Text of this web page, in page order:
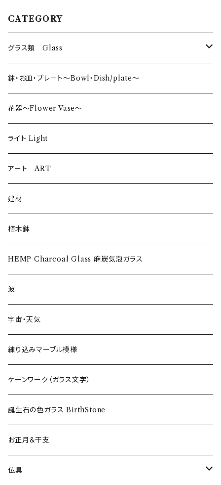
CATEGORY
グラス類 Glass
タンブラー〜Tumbler〜
日本酒〜SAKE〜
ロックグラス〜Rock Glass〜
ウイスキーグラス〜Whisky Glass
ゴブレット〜Goblet〜
ショットグラス〜Shot Glass
ワイングラス~Wine Glass
フリーグラス〜FREEEE
鉢・お皿・プレート〜Bowl・Dish/plate〜
花器〜Flower Vase〜
ライト Light
アート ART
建材
植木鉢
HEMP Charcoal Glass 麻炭気泡ガラス
波
宇宙・天気
練り込みマーブル模様
ケーンワーク（ガラス文字）
誕生石の色ガラス BirthStone
お正月＆干支
仏具